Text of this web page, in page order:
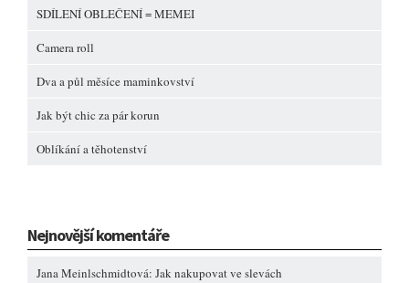
SDÍLENÍ OBLEČENÍ = MEMEI
Camera roll
Dva a půl měsíce maminkovství
Jak být chic za pár korun
Oblíkání a těhotenství
Nejnovější komentáře
Jana Meinlschmidtová: Jak nakupovat ve slevách